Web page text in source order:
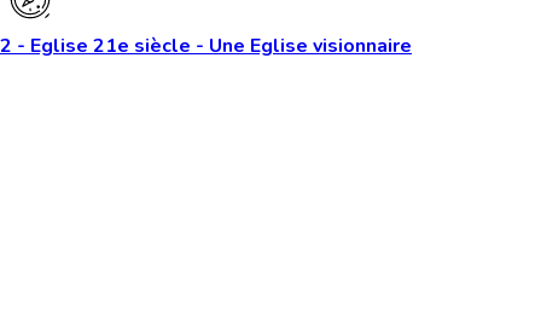
2 - Eglise 21e siècle - Une Eglise visionnaire